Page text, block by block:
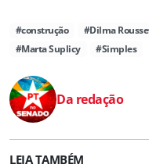
#construção #Dilma
#Marta Suplicy
#Simples
Da redação
LEIA TAMBÉM